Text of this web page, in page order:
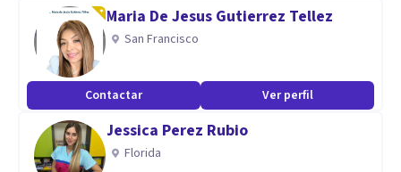
personal con estrategias empresariales, lo que me permite
abordar desafíos desde una perspectiva holística. Mi
experiencia en diversas profesiones me ha dotado de una
comprensión profunda de las dinámicas humanas y
organizacionales, facilitando procesos de cambio efectivos
y sostenibles.
Maria De Jesus Gutierrez Tellez
San Francisco
Contactar Ver perfil
Jessica Perez Rubio
Florida